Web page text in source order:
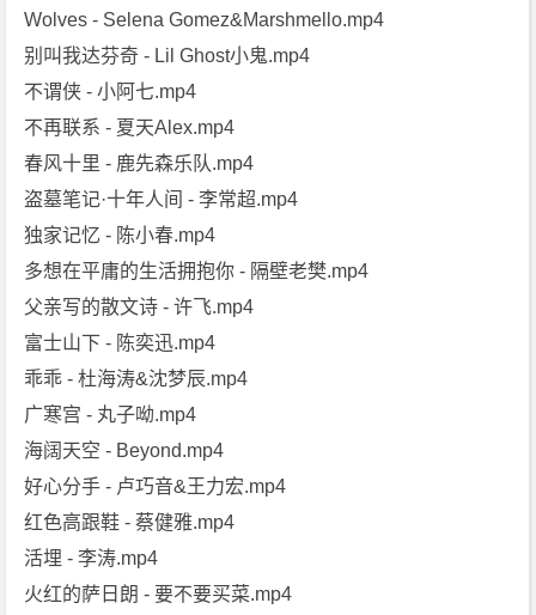
Wolves - Selena Gomez&Marshmello.mp4
别叫我达芬奇 - Lil Ghost小鬼.mp4
不谓侠 - 小阿七.mp4
不再联系 - 夏天Alex.mp4
春风十里 - 鹿先森乐队.mp4
盗墓笔记·十年人间 - 李常超.mp4
独家记忆 - 陈小春.mp4
多想在平庸的生活拥抱你 - 隔壁老樊.mp4
父亲写的散文诗 - 许飞.mp4
富士山下 - 陈奕迅.mp4
乖乖 - 杜海涛&沈梦辰.mp4
广寒宫 - 丸子呦.mp4
海阔天空 - Beyond.mp4
好心分手 - 卢巧音&王力宏.mp4
红色高跟鞋 - 蔡健雅.mp4
活埋 - 李涛.mp4
火红的萨日朗 - 要不要买菜.mp4